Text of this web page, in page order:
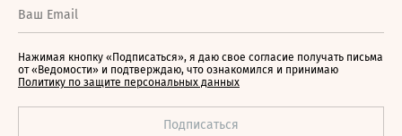
Нажимая кнопку «Подписаться», я даю свое согласие получать письма
от «Ведомости» и подтверждаю, что ознакомился и принимаю
Политику по защите персональных данных